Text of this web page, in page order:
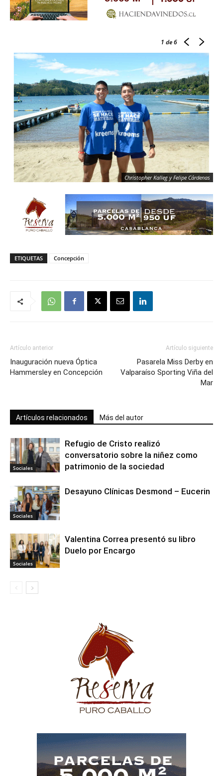
1 de 6
Christopher Kalleg y Felipe Cárdenas
ETIQUETAS Concepción
Artículo anterior
Inauguración nueva Óptica
Hammersley en Concepción
Artículo siguiente
Pasarela Miss Derby en
Valparaíso Sporting Viña del
Mar
Artículos relacionados Más del autor
Sociales
Refugio de Cristo realizó
conversatorio sobre la niñez como
patrimonio de la sociedad
Sociales
Desayuno Clínicas Desmond – Eucerin
Sociales
Valentina Correa presentó su libro
Duelo por Encargo